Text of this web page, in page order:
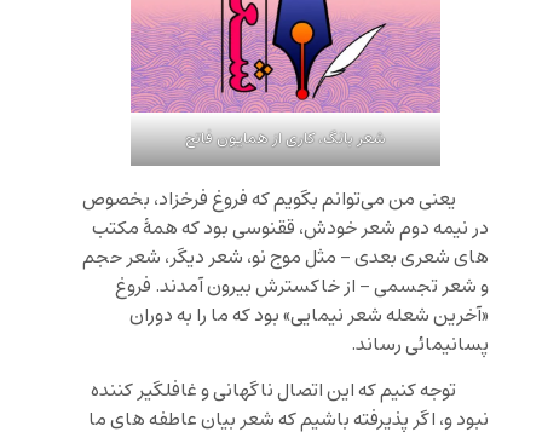
شعر بانگ، کاری از همایون فاتح
یعنی من می‌توانم بگویم که فروغ فرخزاد، بخصوص
در نیمه دوم شعر خودش، ققنوسی بود که همۀ مکتب
های شعری بعدی – مثل موج نو، شعر دیگر، شعر حجم
و شعر تجسمی – از خاکسترش بیرون آمدند. فروغ
«آخرین شعله شعر نیمایی» بود که ما را به دوران
پسانیمائی رساند.
توجه کنیم که این اتصال ناگهانی و غافلگیر کننده
نبود و، اگر پذیرفته باشیم که شعر بیان عاطفه های ما